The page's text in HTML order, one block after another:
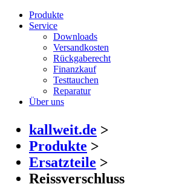
Produkte
Service
Downloads
Versandkosten
Rückgaberecht
Finanzkauf
Testtauchen
Reparatur
Über uns
kallweit.de >
Produkte >
Ersatzteile >
Reissverschluss